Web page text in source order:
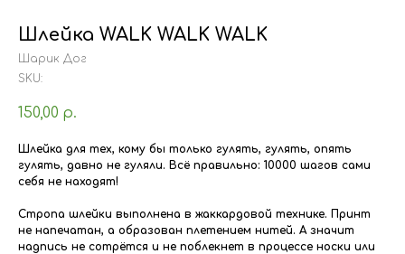
Шлейка WALK WALK WALK
Шарик Дог
SKU:
150,00 р.
Шлейка для тех, кому бы только гулять, гулять, опять
гулять, давно не гуляли. Всё правильно: 10000 шагов сами
себя не находят!
Стропа шлейки выполнена в жаккардовой технике. Принт
не напечатан, а образован плетением нитей. А значит
надпись не сотрётся и не поблекнет в процессе носки или